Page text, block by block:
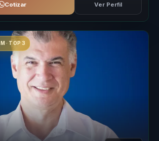
Cotizar Ver Perfil
· TOP 3